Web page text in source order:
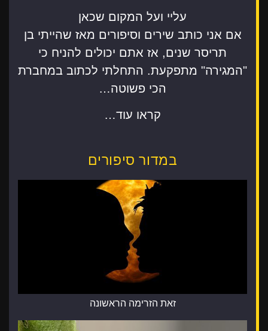
עליי ועל המקום שכאן
אם אני כותב שירים וסיפורים מאז שהייתי בן
תריסר שנים, אז אתם יכולים להניח כי
"המגירה" מתפקעת. התחלתי לכתוב במחברת
הכי פשוטה…
קראו עוד…
במדור סיפורים
זאת הזרימה הראשונה